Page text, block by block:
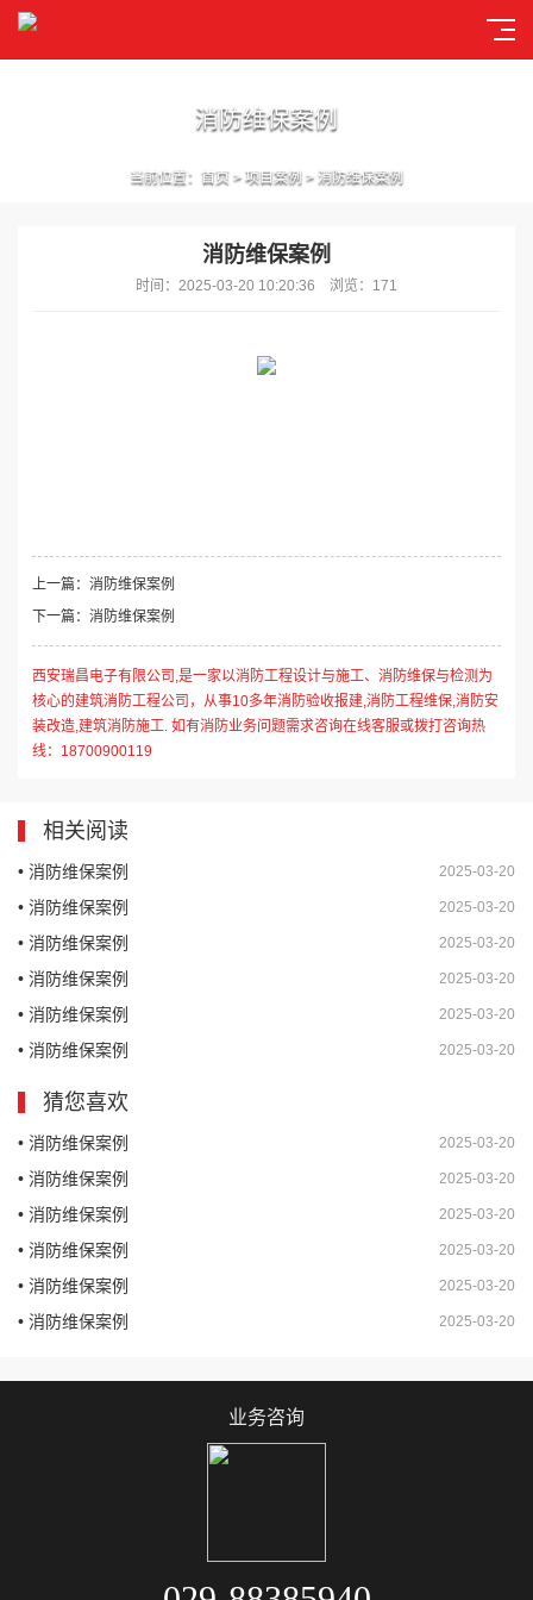
消防维保案例
当前位置： 首页 > 项目案例 > 消防维保案例
消防维保案例
时间：2025-03-20 10:20:36 浏览：171
上一篇：消防维保案例
下一篇：消防维保案例
西安瑞昌电子有限公司,是一家以消防工程设计与施工、消防维保与检测为
核心的建筑消防工程公司，从事10多年消防验收报建,消防工程维保,消防安
装改造,建筑消防施工. 如有消防业务问题需求咨询在线客服或拨打咨询热
线：18700900119
相关阅读
2025-03-20
• 消防维保案例
2025-03-20
• 消防维保案例
2025-03-20
• 消防维保案例
2025-03-20
• 消防维保案例
2025-03-20
• 消防维保案例
2025-03-20
• 消防维保案例
猜您喜欢
2025-03-20
• 消防维保案例
2025-03-20
• 消防维保案例
2025-03-20
• 消防维保案例
2025-03-20
• 消防维保案例
2025-03-20
• 消防维保案例
2025-03-20
• 消防维保案例
业务咨询